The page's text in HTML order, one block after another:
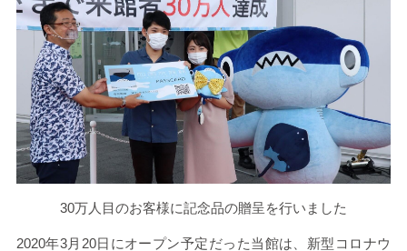
30万人目のお客様に記念品の贈呈を行いました
2020年3月20日にオープン予定だった当館は、新型コロナウ